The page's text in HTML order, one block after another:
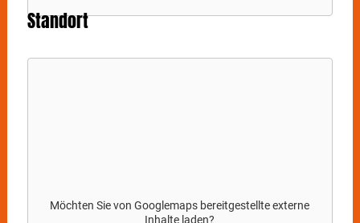
Standort
Möchten Sie vonGooglemaps bereitgestellte externe
Inhalte laden?